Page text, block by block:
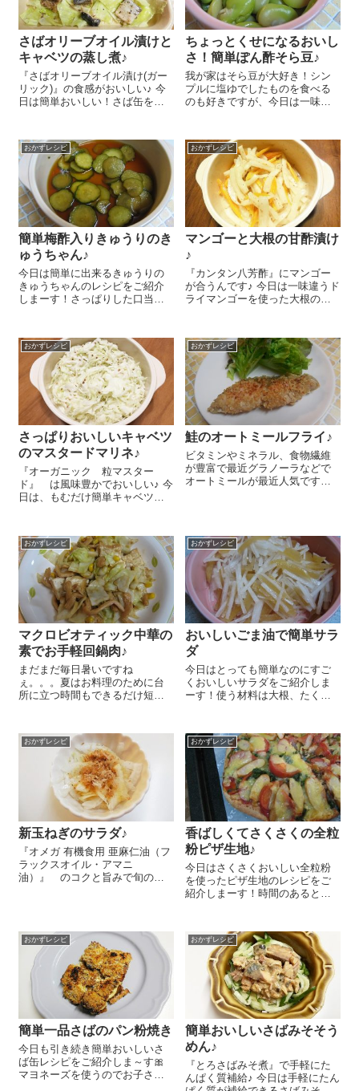
さばオリーブオイル漬けと
キャベツの蒸し煮♪
『さばオリーブオイル漬け(ガー
リック)』の食感がおいしい♪ 今
日は簡単おいしい！さば缶を使
3枚は4㎝角にざく切りします。
『さば缶オリーブオイル漬け(ガ
ーリック...
ちょっとくせになるおいし
さ！簡単ぽん酢そら豆♪
我が家はそら豆が大好き！シン
プルに塩ゆでしたものを食べる
のも好きですが、今日は一味変
り方も簡単なのです！やめられ
ない、止まらない～♪ 大量のそ
ら豆があっという間になくなり
まし...
おかずレシピ
簡単梅酢入りきゅうりのき
ゅうちゃん♪
今日は簡単に出来るきゅうりの
きゅうちゃんのレシピをご紹介
しまーす！さっぱりした口当た
（赤）』(#^.^#) きゅうり1本は2
～3mmの厚さにスライスしま
す。鍋に醤油大さじ 1.5、『...
おかずレシピ
マンゴーと大根の甘酢漬け
♪
『カンタン八芳酢』にマンゴー
が合うんです♪ 今日は一味違うド
ライマンゴーを使った大根の甘
に、ドライマンゴー 2～3かけ
は細切りにします。ここに塩
小さじ1/...
おかずレシピ
さっぱりおいしいキャベツ
のマスタードマリネ♪
『オーガニック 粒マスター
ド』 は風味豊かでおいしい♪ 今
日は、もむだけ簡単キャベツの
大き目2枚は千切りにします。こ
こにマヨネーズ 大さじ1、レモ
ン汁 大さじ...
おかずレシピ
鮭のオートミールフライ♪
ビタミンやミネラル、食物繊維
が豊富で最近グラノーラなどで
オートミールが最近人気ですよ
立ち、鮭でオートミールフライ
を作ってみました...
おかずレシピ
マクロビオティック中華の
素でお手軽回鍋肉♪
まだまだ毎日暑いですね
ぇ。。。夏はお料理のために台
所に立つ時間もできるだけ短い
使っちゃいましょう(#^.^#) お好
みの植物たんぱく約50gを戻して
おきます。今日は『大豆まるご
おかずレシピ
おいしいごま油で簡単サラ
ダ
今日はとっても簡単なのにすご
くおいしいサラダをご紹介しま
ーす！使う材料は大根、たくあ
大根とたくあんを細切りにして
『オーサワ ごま油』をかける
だけ！たくあんはちょっと甘め
のものを選...
おかずレシピ
新玉ねぎのサラダ♪
『オメガ 有機食用 亜麻仁油（フ
ラックスオイル・アマニ
油）』 のコクと旨みで旬の新
しいですよね～♪...
おかずレシピ
香ばしくてさくさくの全粒
粉ピザ生地♪
今日はさくさくおいしい全粒粉
を使ったピザ生地のレシピをご
紹介しまーす！時間のあるとき
にできちゃうのでとっても便利
なんです!(^^)! 家にある材料を適
当に乗せてさっと焼いて、焼き
立てを...
おかずレシピ
簡単一品さばのパン粉焼き
今日も引き続き簡単おいしいさ
ば缶レシピをご紹介しま～す🎀
マヨネーズを使うのでお子さん
おかずレシピ
簡単おいしいさばみそそう
めん♪
『とろさばみそ煮』で手軽にた
んぱく質補給♪ 今日は手軽にたん